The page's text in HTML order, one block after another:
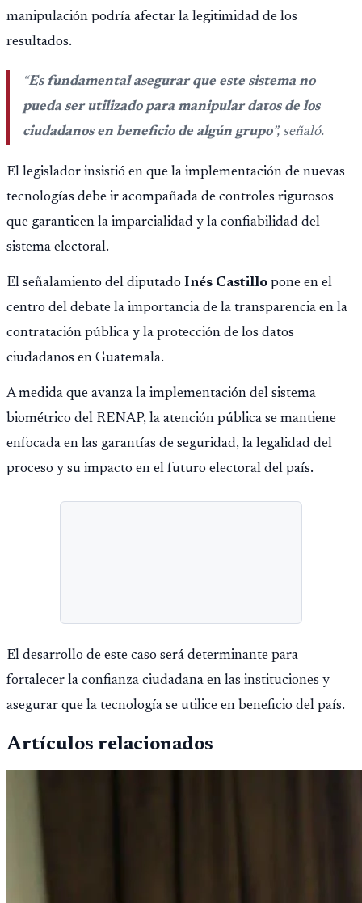
manipulación podría afectar la legitimidad de los
resultados.
“Es fundamental asegurar que este sistema no
pueda ser utilizado para manipular datos de los
ciudadanos en beneficio de algún grupo”, señaló.
El legislador insistió en que la implementación de nuevas
tecnologías debe ir acompañada de controles rigurosos
que garanticen la imparcialidad y la confiabilidad del
sistema electoral.
El señalamiento del diputado Inés Castillo pone en el
centro del debate la importancia de la transparencia en la
contratación pública y la protección de los datos
ciudadanos en Guatemala.
A medida que avanza la implementación del sistema
biométrico del RENAP, la atención pública se mantiene
enfocada en las garantías de seguridad, la legalidad del
proceso y su impacto en el futuro electoral del país.
El desarrollo de este caso será determinante para
fortalecer la confianza ciudadana en las instituciones y
asegurar que la tecnología se utilice en beneficio del país.
Artículos relacionados